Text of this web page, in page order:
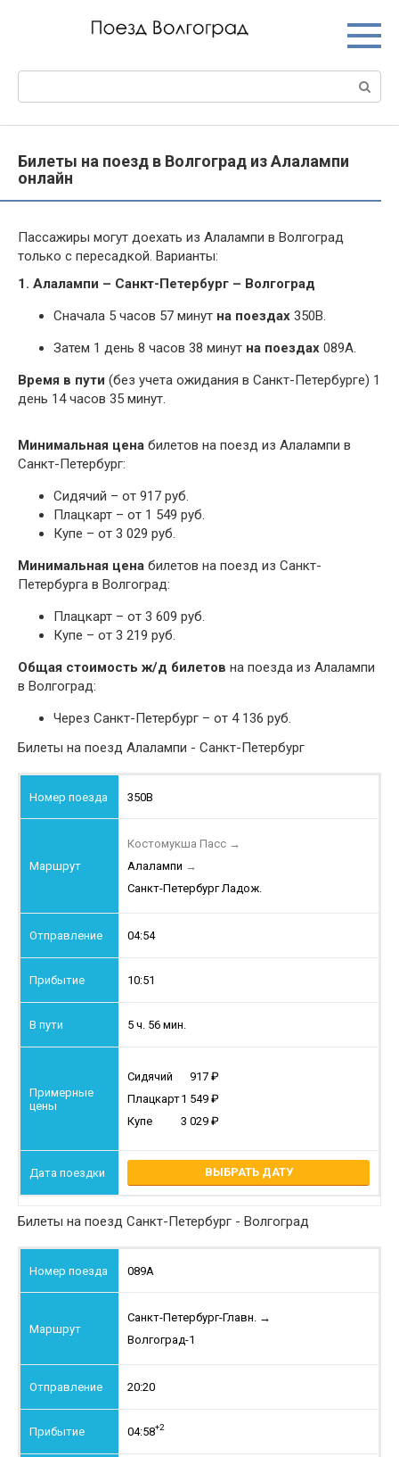
Билеты на поезд в Волгоград из Алалампи
онлайн
Пассажиры могут доехать из Алалампи в Волгоград
только с пересадкой. Варианты:
1. Алалампи – Санкт-Петербург – Волгоград
Сначала 5 часов 57 минут на поездах 350В.
Затем 1 день 8 часов 38 минут на поездах 089А.
Время в пути (без учета ожидания в Санкт-Петербурге) 1
день 14 часов 35 минут.
Минимальная цена билетов на поезд из Алалампи в
Санкт-Петербург:
Сидячий – от 917 руб.
Плацкарт – от 1 549 руб.
Купе – от 3 029 руб.
Минимальная цена билетов на поезд из Санкт-
Петербурга в Волгоград:
Плацкарт – от 3 609 руб.
Купе – от 3 219 руб.
Общая стоимость ж/д билетов на поезда из Алалампи
в Волгоград:
Через Санкт-Петербург – от 4 136 руб.
Билеты на поезд Алалампи - Санкт-Петербург
350В
Костомукша Пасс →
Алалампи →
Санкт-Петербург Ладож.
04:54
10:51
5 ч. 56 мин.
Сидячий
917
Плацкарт1 549
Купе
3 029
ВЫБРАТЬ ДАТУ
Билеты на поезд Санкт-Петербург - Волгоград
089А
Санкт-Петербург-Главн. →
Волгоград-1
20:20
04:58+2